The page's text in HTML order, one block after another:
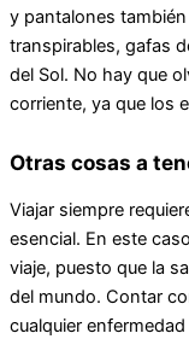
y pantalones
transpirables, gafas
del Sol. No hay que
corriente, ya que los
Otras cosas a
Viajar siempre
esencial. En este
viaje, puesto que la
del mundo. Contar
cualquier